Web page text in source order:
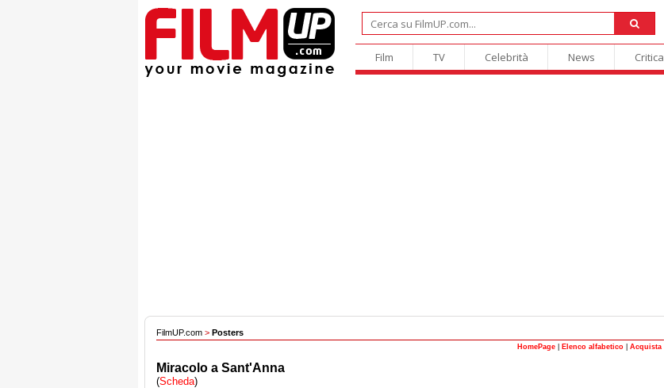
Film TV Celebrità News Critica
FilmUP.com > Posters
HomePage Elenco alfabetico Acquista
Miracolo a Sant'Anna
(Scheda)